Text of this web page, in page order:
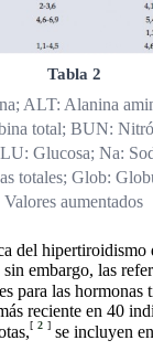
Tabla 2
ALT: Alanina
total; BUN:
Glucosa; Na:
totales; Glob:
Valores aumentados
del hipertiroidismo
embargo, las
para las hormonas
reciente en 40
[ 2 ] se incluyen